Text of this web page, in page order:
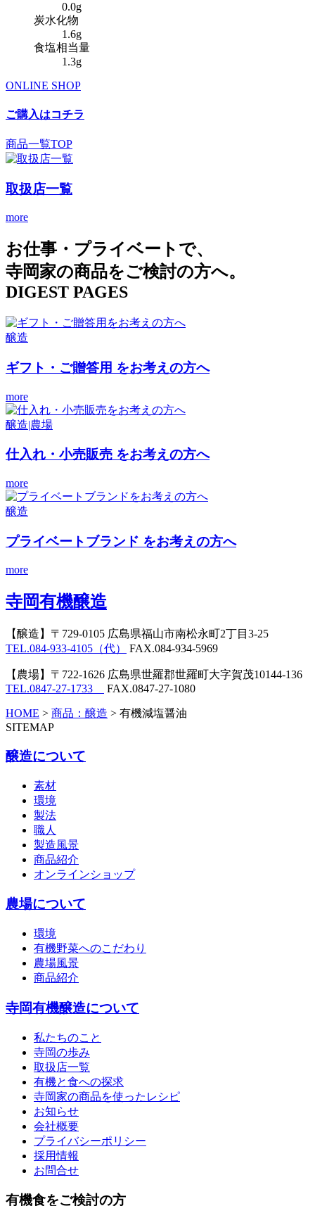
0.0g
炭水化物
1.6g
食塩相当量
1.3g
ONLINE SHOP
ご購入はコチラ
商品一覧TOP
取扱店一覧
more
お仕事・プライベートで、
寺岡家の商品をご検討の方へ。
DIGEST PAGES
醸造
ギフト・ご贈答用 をお考えの方へ
more
醸造|農場
仕入れ・小売販売 をお考えの方へ
more
醸造
プライベートブランド をお考えの方へ
more
寺岡有機醸造
【醸造】 〒729-0105 広島県福山市南松永町2丁目3-25
TEL.084-933-4105（代）
FAX.084-934-5969
【農場】 〒722-1626 広島県世羅郡世羅町大字賀茂10144-136
TEL.0847-27-1733
FAX.0847-27-1080
HOME > 商品：醸造 > 有機減塩醤油
SITEMAP
醸造について
素材
環境
製法
職人
製造風景
商品紹介
オンラインショップ
農場について
環境
有機野菜へのこだわり
農場風景
商品紹介
寺岡有機醸造について
私たちのこと
寺岡の歩み
取扱店一覧
有機と食への探求
寺岡家の商品を使ったレシピ
お知らせ
会社概要
プライバシーポリシー
採用情報
お問合せ
有機食をご検討の方